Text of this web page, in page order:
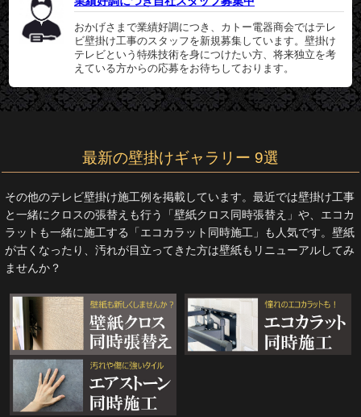
おかげさまで業績好調につき、カトー電器商会ではテレ
ビ壁掛け工事のスタッフを新規募集しています。壁掛け
テレビという特殊技術を身につけたい方、将来独立を考
えている方からの応募をお待ちしております。
最新の壁掛けギャラリー 9選
その他のテレビ壁掛け施工例を掲載しています。最近では壁掛け工事
と一緒にクロスの張替えも行う「壁紙クロス同時張替え」や、エコカ
ラットも一緒に施工する「エコカラット同時施工」も人気です。壁紙
が古くなったり、汚れが目立ってきた方は壁紙もリニューアルしてみ
ませんか？